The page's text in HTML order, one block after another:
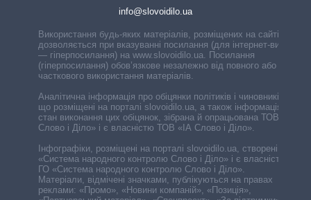
info@slovoidilo.ua
Використання будь-яких матеріалів, розміщених на сайті,
дозволяється при вказуванні посилання (для інтернет-видань
— гіперпосилання) на www.slovoidilo.ua. Посилання
(гіперпосилання) обов’язкове незалежно від повного або
часткового використання матеріалів.
Аналітична інформація про обіцянки політиків і чиновників,
що розміщені на порталі slovoidilo.ua, а також інформація про
стан виконання цих обіцянок, зібрана й опрацьована ТОВ «ІА
Слово і Діло» і є власністю ТОВ «ІА Слово і Діло».
Інфографіки, розміщені на порталі slovoidilo.ua, створені ГО
«Система народного контролю Слово і Діло» і є власністю
ГО «Система народного контролю Слово і Діло».
Матеріали, відмічені значками, публікуються на правах
реклами: «Промо», «Новини компаній», «Позиція»,